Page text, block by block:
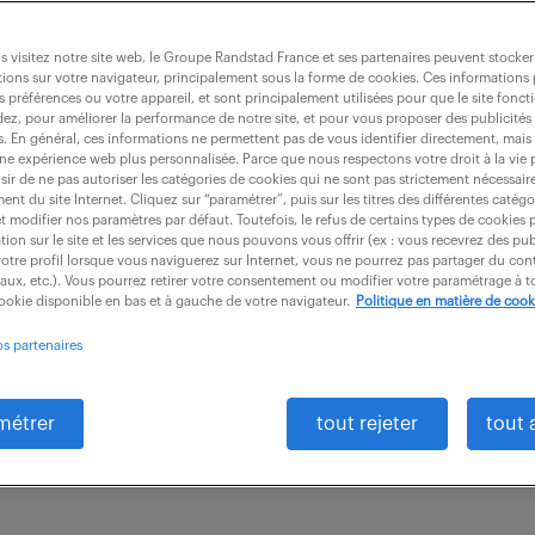
(f/h)
intérim 18 mois 30 500 € / mois
technique dans les différentes étapes d'appel
des Achats : * Collecter les informations
visitez notre site web, le Groupe Randstad France et ses partenaires peuvent
sur votre navigateur, principalement sous la forme de cookies. Ces informations
préférences ou votre appareil, et sont principalement utilisées pour que le site
pour améliorer la performance de notre site, et pour vous proposer des publicités
En général, ces informations ne permettent pas de vous identifier directement,
expérience web plus personnalisée. Parce que nous respectons votre droit à la vie
de ne pas autoriser les catégories de cookies qui ne sont pas strictement
du site Internet. Cliquez sur “paramétrer”, puis sur les titres des différentes
modifier nos paramètres par défaut. Toutefois, le refus de certains types de cookies
sur le site et les services que nous pouvons vous offrir (ex : vous recevrez des
profil lorsque vous naviguerez sur Internet, vous ne pourrez pas partager du
etc.). Vous pourrez retirer votre consentement ou modifier votre paramétrage à
disponible en bas et à gauche de votre navigateur.
Politique en matière de
partenaires
tout rejeter tout